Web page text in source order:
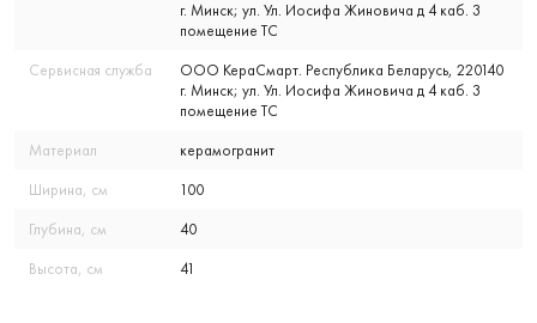
г. Минск; ул. Ул. Иосифа Жиновича д 4 каб. 3
помещение ТС
Сервисная служба
ООО КераСмарт. Республика Беларусь, 220140
г. Минск; ул. Ул. Иосифа Жиновича д 4 каб. 3
помещение ТС
Материал керамогранит
Ширина, см 100
Глубина, см 40
Высота, см 41